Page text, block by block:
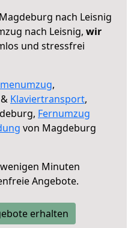
nach Leisnig
nach Leisnig, wir
und stressfrei
,
Klaviertransport,
Fernumzug
von Magdeburg
Minuten
Angebote.
erhalten